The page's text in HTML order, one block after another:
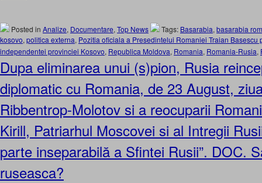
Posted in Analize, Documentare, Top News Tags: Basarabia, basarabia
kosovo, politica externa, Pozitia oficiala a Presedintelui Romaniei Traian
independentei provinciei Kosovo, Republica Moldova, Romania, Romania-Rusia,
Dupa eliminarea unui (s)pion, Rusia
diplomatic cu Romania, de 23 August,
Ribbentrop-Molotov si a reocuparii
Kirill, Patriarhul Moscovei si al Intregii
parte inseparabilă a Sfintei Rusii”. DOC.
ruseasca?